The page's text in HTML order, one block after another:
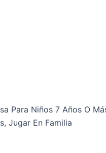
Para Niños 7 Años O
Jugar En Familia